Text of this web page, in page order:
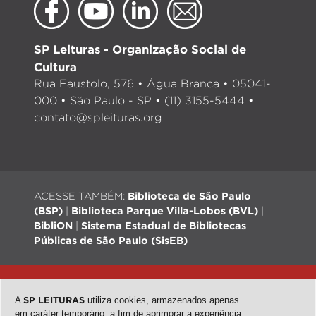
SP Leituras - Organização Social de
Cultura
Rua Faustolo, 576 • Água Branca • 05041-
000 • São Paulo - SP • (11) 3155-5444 •
contato@spleituras.org
ACESSE TAMBÉM: Biblioteca de São Paulo
(BSP)
Biblioteca Parque Villa-Lobos (BVL)
BibliON
Sistema Estadual de Bibliotecas
Públicas de São Paulo (SisEB)
QubeDesign
| Arte: Passarim db
A SP LEITURAS utiliza cookies, armazenados apenas
em caráter temporário, a fim de aprimorar a experiência